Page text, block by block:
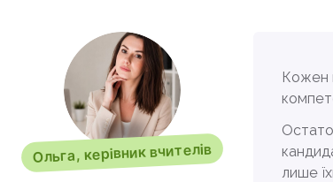
Ольга, керівник вчителів
Кожен
лише